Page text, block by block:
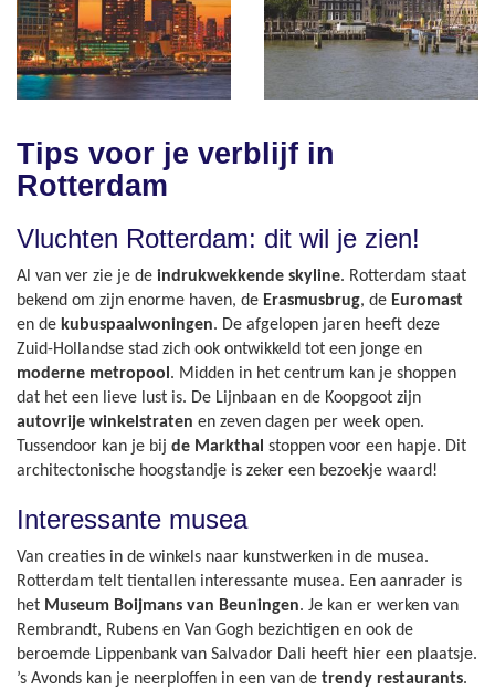
Tips voor je verblijf in
Rotterdam
Vluchten Rotterdam: dit wil je zien!
Al van ver zie je de indrukwekkende skyline. Rotterdam staat
bekend om zijn enorme haven, de Erasmusbrug, de Euromast
en de kubuspaalwoningen. De afgelopen jaren heeft deze
Zuid-Hollandse stad zich ook ontwikkeld tot een jonge en
moderne metropool . Midden in het centrum kan je shoppen
dat het een lieve lust is. De Lijnbaan en de Koopgoot zijn
autovrije winkelstraten en zeven dagen per week open.
Tussendoor kan je bij de Markthal stoppen voor een hapje. Dit
architectonische hoogstandje is zeker een bezoekje waard!
Interessante musea
Van creaties in de winkels naar kunstwerken in de musea.
Rotterdam telt tientallen interessante musea. Een aanrader is
het Museum Boijmans van Beuningen. Je kan er werken van
Rembrandt, Rubens en Van Gogh bezichtigen en ook de
beroemde Lippenbank van Salvador Dali heeft hier een plaatsje.
’s Avonds kan je neerploffen in een van de trendy restaurants.